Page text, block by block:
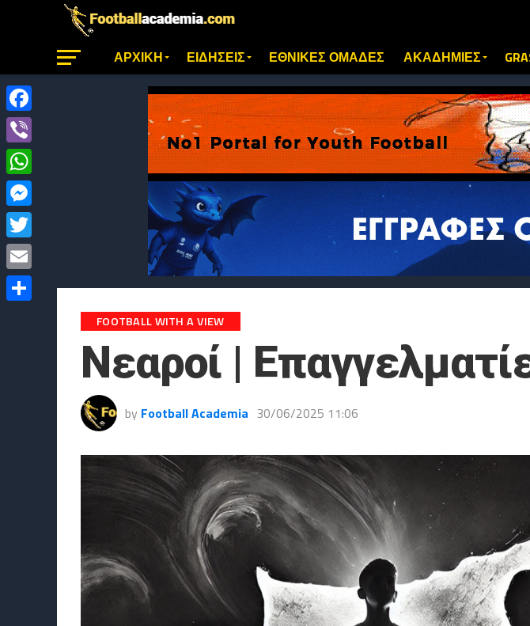
ΑΡΧΙΚΗ ΕΙΔΗΣΕΙΣ ΕΘΝΙΚΕΣ ΟΜΑΔΕΣ ΑΚΑΔΗΜΙΕΣ
FOOTBALL WITH A VIEW
Νεαροί |
by Football Academia 30/06/2025 11:06
Facebook
Viber
WhatsApp
Messenger
Twitter
Email